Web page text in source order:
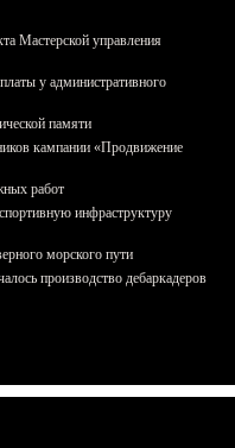
Мастерской управления
у административного
памяти
кампании «Продвижение
работ
инфраструктуру
морского пути
производство дебаркадеров